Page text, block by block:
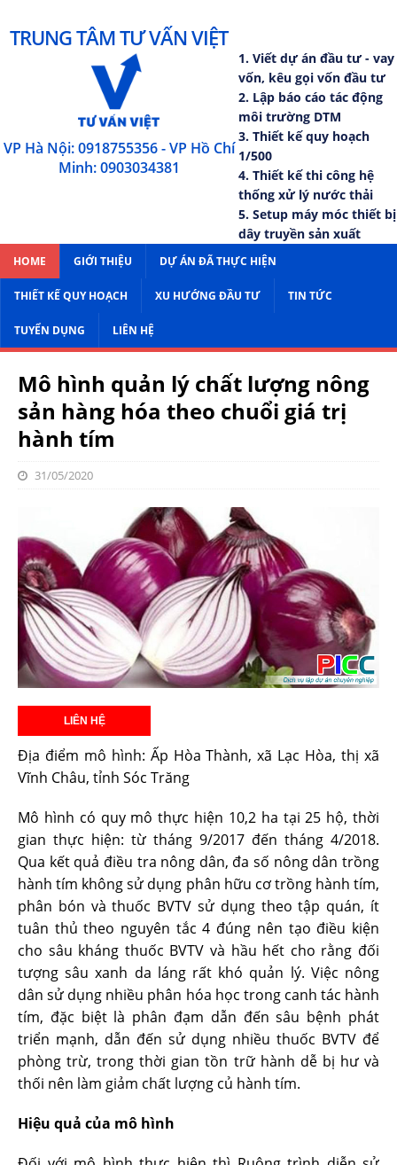
TRUNG TÂM TƯ VẤN VIỆT
VP Hà Nội: 0918755356 - VP Hồ Chí
Minh: 0903034381
1. Viết dự án đầu tư - vay
vốn, kêu gọi vốn đầu tư
2. Lập báo cáo tác động
môi trường DTM
3. Thiết kế quy hoạch
1/500
4. Thiết kế thi công hệ
thống xử lý nước thải
5. Setup máy móc thiết bị
dây truyền sản xuất
HOME GIỚI THIỆU DỰ ÁN ĐÃ THỰC HIỆN
THIẾT KẾ QUY HOẠCH XU HƯỚNG ĐẦU TƯ TIN TỨC
TUYỂN DỤNG LIÊN HỆ
Mô hình quản lý chất lượng nông
sản hàng hóa theo chuổi giá trị
hành tím
31/05/2020
Địa điểm mô hình: Ấp Hòa Thành, xã Lạc Hòa, thị xã
Vĩnh Châu, tỉnh Sóc Trăng
Mô hình có quy mô thực hiện 10,2 ha tại 25 hộ, thời
gian thực hiện: từ tháng 9/2017 đến tháng 4/2018.
Qua kết quả điều tra nông dân, đa số nông dân trồng
hành tím không sử dụng phân hữu cơ trồng hành tím,
phân bón và thuốc BVTV sử dụng theo tập quán, ít
tuân thủ theo nguyên tắc 4 đúng nên tạo điều kiện
cho sâu kháng thuốc BVTV và hầu hết cho rằng đối
tượng sâu xanh da láng rất khó quản lý. Việc nông
dân sử dụng nhiều phân hóa học trong canh tác hành
tím, đặc biệt là phân đạm dẫn đến sâu bệnh phát
triển mạnh, dẫn đến sử dụng nhiều thuốc BVTV để
phòng trừ, trong thời gian tồn trữ hành dễ bị hư và
thối nên làm giảm chất lượng củ hành tím.
Hiệu quả của mô hình